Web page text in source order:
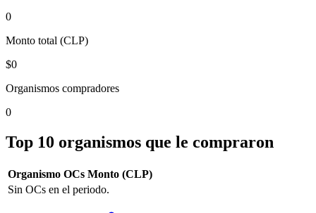
0
Monto total (CLP)
$0
Organismos compradores
0
Top 10 organismos que le compraron
Organismo OCs Monto (CLP)
Sin OCs en el periodo.